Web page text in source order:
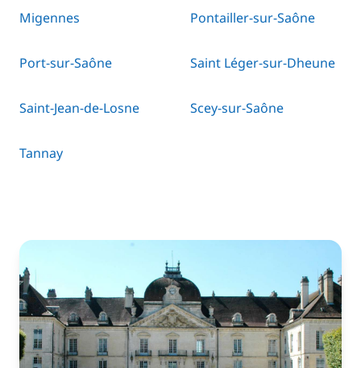
Migennes Pontailler-sur-Saône
Port-sur-Saône Saint Léger-sur-Dheune
Saint-Jean-de-Losne Scey-sur-Saône
Tannay